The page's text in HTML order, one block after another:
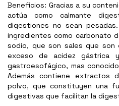
Beneficios: Gracias a su
actúa como calmante
digestiones no sean
ingredientes como carbonato
sodio, que son sales que son
exceso de acidez gástrica
gastroesofágico, mas
Además contiene extractos
polvo, que constituyen una
digestivas que facilitan la